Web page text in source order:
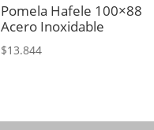
Pomela Hafele 100×88
Acero Inoxidable
$13.844